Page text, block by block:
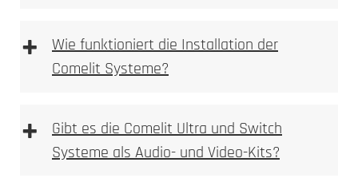
KNX und Loxone
Ideal für größere Wohnanlagen und gewerbliche
+
Wie funktioniert die Installation der
Comelit Systeme?
+
Gibt es die Comelit Ultra und Switch
Systeme als Audio- und Video-Kits?